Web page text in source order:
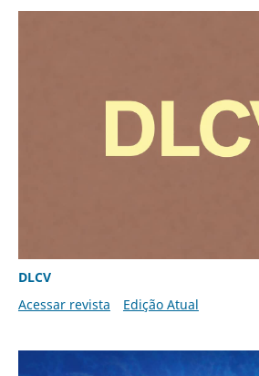
DLCV
Acessar revista
Edição Atual